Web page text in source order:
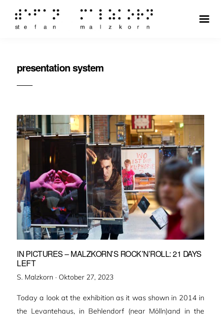
presentation system
IN PICTURES – MALZKORN’S ROCK’N’ROLL: 21 DAYS
LEFT
S. Malzkorn · Veröffentlicht
Oktober 27, 2023
Today a look at the exhibition as it was shown in 2014 in
the Levantehaus, in Behlendorf (near Mölln)and in the